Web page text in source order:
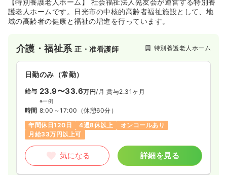
護老人ホームです。日光市の中核的高齢者福祉施設として、地
域の高齢者の健康と福祉の増進を行っています。
介護・福祉系正・准看護師 特別養護老人ホーム
日勤のみ（常勤）
給与 23.9〜33.6万円/月 賞与2.31ヶ月
※一例
時間 8:00～17:00 （休憩60分）
年間休日120日
4週8休以上
オンコールあり
月給33万円以上可
気になる 詳細を見る